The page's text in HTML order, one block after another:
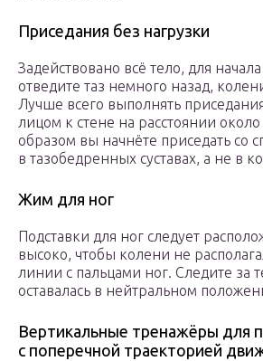
Приседания без нагрузки
Задействовано всё тело, для
отведите таз немного назад,
Лучше всего выполнять
лицом к стене на расстоянии
образом вы начнёте приседать со
в тазобедренных суставах, а не в
Жим для ног
Подставки для ног следует
высоко, чтобы колени не
линии с пальцами ног. Следите за
оставалась в нейтральном
Вертикальные тренажёры для
с поперечной траекторией